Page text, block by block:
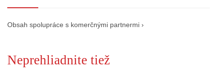
Obsah spolupráce s komerčnými partnermi ›
Neprehliadnite tiež